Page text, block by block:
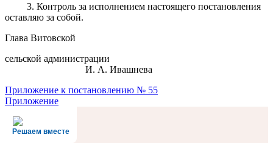
3. Контроль за исполнением настоящего постановления
оставляю за собой.
Глава Витовской
сельской администрации
И. А. Ивашнева
Навигация
по
записям
Приложение к постановлению № 55
Приложение
Решаем вместе